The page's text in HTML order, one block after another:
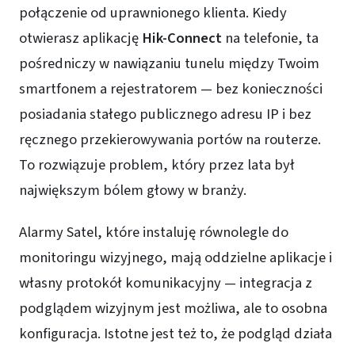
połączenie od uprawnionego klienta. Kiedy
otwierasz aplikację Hik-Connect na telefonie, ta
pośredniczy w nawiązaniu tunelu między Twoim
smartfonem a rejestratorem — bez konieczności
posiadania stałego publicznego adresu IP i bez
ręcznego przekierowywania portów na routerze.
To rozwiązuje problem, który przez lata był
największym bólem głowy w branży.
Alarmy Satel, które instaluję równolegle do
monitoringu wizyjnego, mają oddzielne aplikacje i
własny protokół komunikacyjny — integracja z
podglądem wizyjnym jest możliwa, ale to osobna
konfiguracja. Istotne jest też to, że podgląd działa